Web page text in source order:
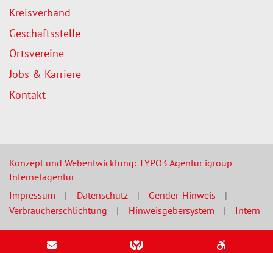
Kreisverband
Geschäftsstelle
Ortsvereine
Jobs & Karriere
Kontakt
Konzept und Webentwicklung: TYPO3 Agentur igroup
Internetagentur
Impressum
Datenschutz
Gender-Hinweis
Verbraucherschlichtung
Hinweisgebersystem Intern